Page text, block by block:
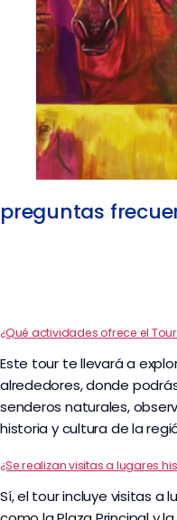
preguntas
¿Qué actividades ofrece el
Este tour te llevará a
alrededores, donde
senderos naturales,
historia y cultura de la
¿Se realizan visitas a lugares
Sí, el tour incluye visitas a